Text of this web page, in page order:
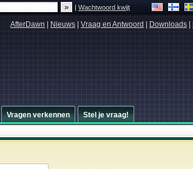
|Wachtwoord kwijt
AfterDawn Nieuws Vraag en Antwoord Downloads
Vragen verkennen Stel je vraag!